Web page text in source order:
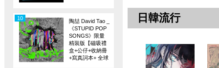
陶喆 David Tao _
《STUPID POP
SONGS》限量
精裝版【磁吸禮
盒+公仔+收納冊
+寫真詞本+ 全球
10 日韓流行